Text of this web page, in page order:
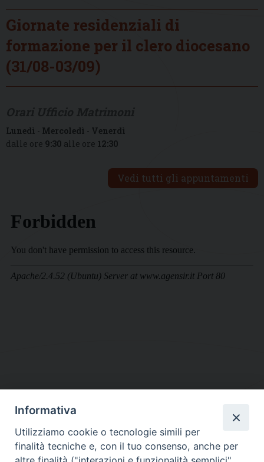
Giornate residenziali di
formazione per il clero diocesano
(31/08-03/09)
Lunedì - Mercoledì - Venerdì
dalle ore 9:30 alle ore 12:30
Vedi tutti gli appuntamenti
DIOCESI SUBURBICARIA DI ALBANO
Contatti:Tel.: 06.93268401 - Fax.: 06.9323844
E-mail:curia@diocesidialbano.it
Informativa
Utilizziamo cookie o tecnologie simili per
finalità tecniche e, con il tuo consenso, anche per